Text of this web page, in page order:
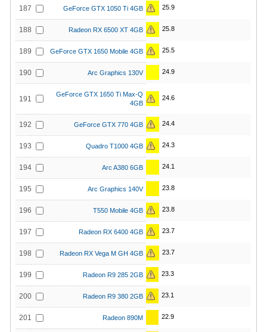
187 GeForce GTX 1050 Ti 4GB 25.9
188 Radeon RX 6500 XT 4GB 25.8
189 GeForce GTX 1650 Mobile 4GB 25.5
190 Arc Graphics 130V 24.9
191
GeForce GTX 1650 Ti Max-Q
4GB
24.6
192 GeForce GTX 770 4GB 24.4
193 Quadro T1000 4GB 24.3
194 Arc A380 6GB 24.1
195 Arc Graphics 140V 23.8
196 T550 Mobile 4GB 23.8
197 Radeon RX 6400 4GB 23.7
198 Radeon RX Vega M GH 4GB 23.7
199 Radeon R9 285 2GB 23.3
200 Radeon R9 380 2GB 23.1
201 Radeon 890M 22.9